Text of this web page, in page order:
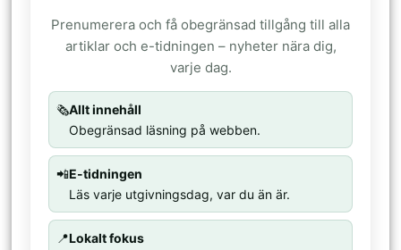
Prenumerera och få obegränsad tillgång till alla
artiklar och e-tidningen – nyheter nära dig,
varje dag.
🗞️Allt innehåll
Obegränsad läsning på webben.
📲E-tidningen
Läs varje utgivningsdag, var du än är.
📍Lokalt fokus